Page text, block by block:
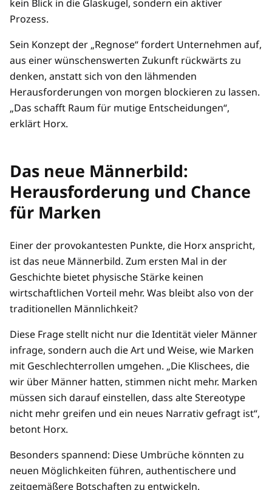
kein Blick in die Glaskugel, sondern ein aktiver
Prozess.
Sein Konzept der „Regnose“ fordert Unternehmen auf,
aus einer wünschenswerten Zukunft rückwärts zu
denken, anstatt sich von den lähmenden
Herausforderungen von morgen blockieren zu lassen.
„Das schafft Raum für mutige Entscheidungen“,
erklärt Horx.
Das neue Männerbild:
Herausforderung und Chance
für Marken
Einer der provokantesten Punkte, die Horx anspricht,
ist das neue Männerbild. Zum ersten Mal in der
Geschichte bietet physische Stärke keinen
wirtschaftlichen Vorteil mehr. Was bleibt also von der
traditionellen Männlichkeit?
Diese Frage stellt nicht nur die Identität vieler Männer
infrage, sondern auch die Art und Weise, wie Marken
mit Geschlechterrollen umgehen. „Die Klischees, die
wir über Männer hatten, stimmen nicht mehr. Marken
müssen sich darauf einstellen, dass alte Stereotype
nicht mehr greifen und ein neues Narrativ gefragt ist“,
betont Horx.
Besonders spannend: Diese Umbrüche könnten zu
neuen Möglichkeiten führen, authentischere und
zeitgemäßere Botschaften zu entwickeln.